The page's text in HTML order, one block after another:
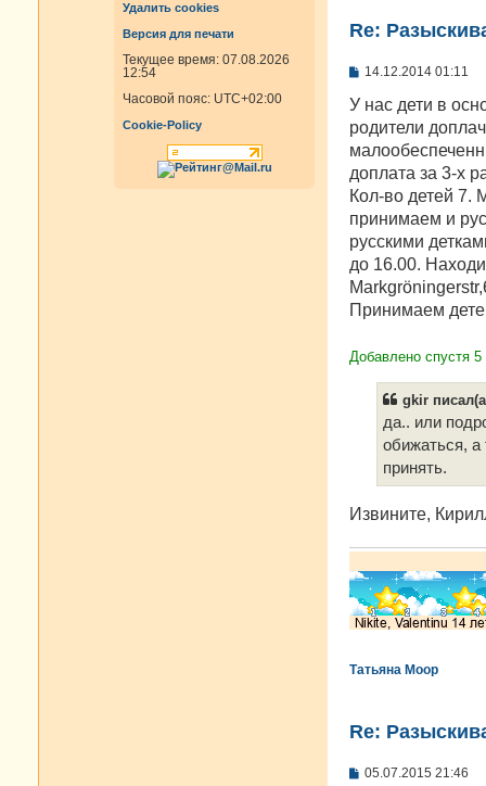
Удалить cookies
Версия для печати
Текущее время: 07.08.2026
12:54
Часовой пояс: UTC+02:00
Cookie-Policy
Re:
С
о
щ
е
и
е
14.12.2014 01:11
У нас дети в
родители
доплата за 3-х
Кол-во детей 7.
принимаем и
русскими
до 16.00.
Принимаем
Добавлено спустя
gkir
да.. или
обижаться, а
принять.
Извините,
Татьяна Моор
Re:
С
05.07.2015 21:46